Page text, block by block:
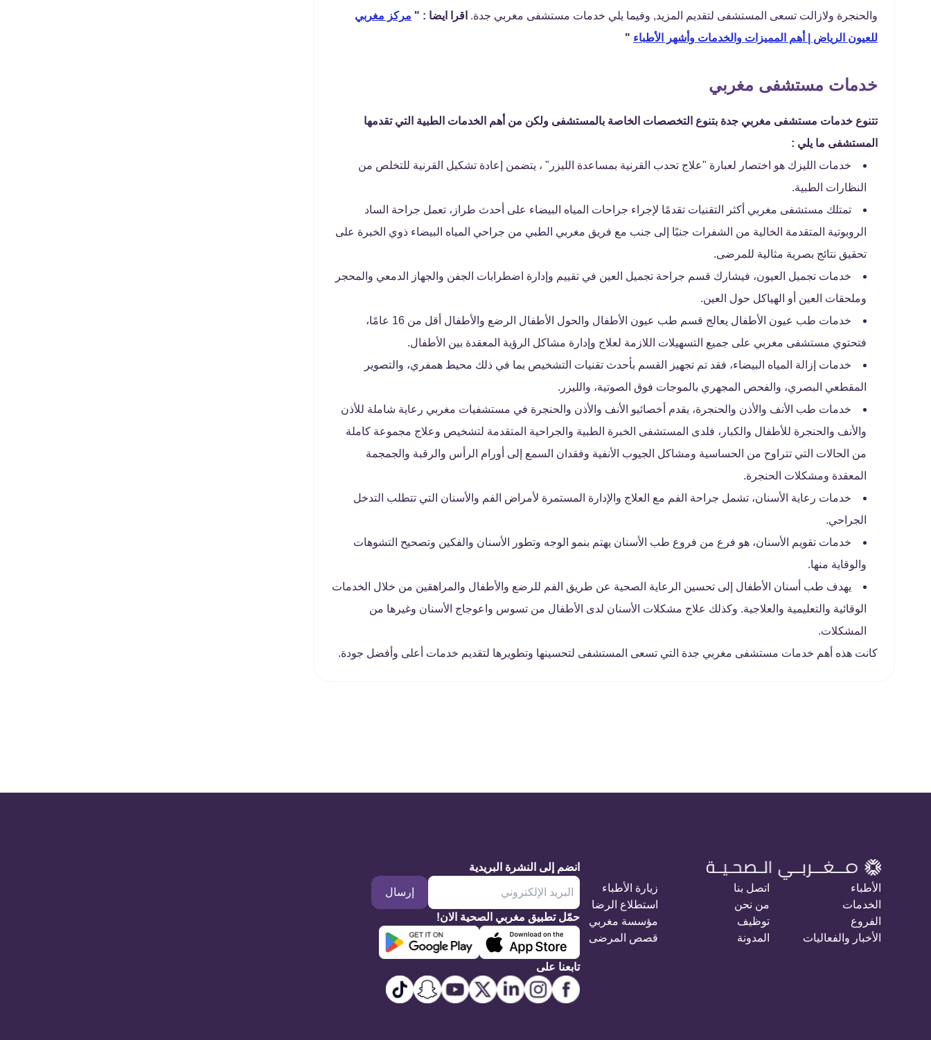
والحنجرة ولازالت تسعى المستشفى لتقديم المزيد, وفيما يلي خدمات مستشفى مغربي جدة. اقرا ايضا : " مركز مغربي
للعيون الرياض | أهم المميزات والخدمات وأشهر الأطباء "
خدمات مستشفى مغربي
تتنوع خدمات مستشفى مغربي جدة بتنوع التخصصات الخاصة بالمستشفى ولكن من أهم الخدمات الطبية التي تقدمها
المستشفى ما يلي :
خدمات الليزك هو اختصار لعبارة "علاج تحدب القرنية بمساعدة الليزر" ، يتضمن إعادة تشكيل القرنية للتخلص من
النظارات الطبية.
تمتلك مستشفى مغربي أكثر التقنيات تقدمًا لإجراء جراحات المياه البيضاء على أحدث طراز، تعمل جراحة الساد
الروبوتية المتقدمة الخالية من الشفرات جنبًا إلى جنب مع فريق مغربي الطبي من جراحي المياه البيضاء ذوي الخبرة على
تحقيق نتائج بصرية مثالية للمرضى.
خدمات تجميل العيون، فيشارك قسم جراحة تجميل العين في تقييم وإدارة اضطرابات الجفن والجهاز الدمعي والمحجر
وملحقات العين أو الهياكل حول العين.
خدمات طب عيون الأطفال يعالج قسم طب عيون الأطفال والحول الأطفال الرضع والأطفال أقل من 16 عامًا،
فتحتوي مستشفى مغربي على جميع التسهيلات اللازمة لعلاج وإدارة مشاكل الرؤية المعقدة بين الأطفال.
خدمات إزالة المياه البيضاء، فقد تم تجهيز القسم بأحدث تقنيات التشخيص بما في ذلك محيط همفري، والتصوير
المقطعي البصري، والفحص المجهري بالموجات فوق الصوتية، والليزر.
خدمات طب الأنف والأذن والحنجرة، يقدم أخصائيو الأنف والأذن والحنجرة في مستشفيات مغربي رعاية شاملة للأذن
والأنف والحنجرة للأطفال والكبار، فلدى المستشفى الخبرة الطبية والجراحية المتقدمة لتشخيص وعلاج مجموعة كاملة
من الحالات التي تتراوح من الحساسية ومشاكل الجيوب الأنفية وفقدان السمع إلى أورام الرأس والرقبة والجمجمة
المعقدة ومشكلات الحنجرة.
خدمات رعاية الأسنان، تشمل جراحة الفم مع العلاج والإدارة المستمرة لأمراض الفم والأسنان التي تتطلب التدخل
الجراحي.
خدمات تقويم الأسنان، هو فرع من فروع طب الأسنان يهتم بنمو الوجه وتطور الأسنان والفكين وتصحيح التشوهات
والوقاية منها.
يهدف طب أسنان الأطفال إلى تحسين الرعاية الصحية عن طريق الفم للرضع والأطفال والمراهقين من خلال الخدمات
الوقائية والتعليمية والعلاجية. وكذلك علاج مشكلات الأسنان لدى الأطفال من تسوس واعوجاج الأسنان وغيرها من
المشكلات.
كانت هذه أهم خدمات مستشفى مغربي جدة التي تسعى المستشفى لتحسينها وتطويرها لتقديم خدمات أعلى وأفضل جودة.
الأطباء
الخدمات
الفروع
الأخبار والفعاليات
اتصل بنا
من نحن
توظيف
المدونة
زيارة الأطباء
استطلاع الرضا
مؤسسة مغربي
قصص المرضى
انضم إلى النشرة البريدية
إرسال
حمّل تطبيق مغربي الصحية الان!
تابعنا على